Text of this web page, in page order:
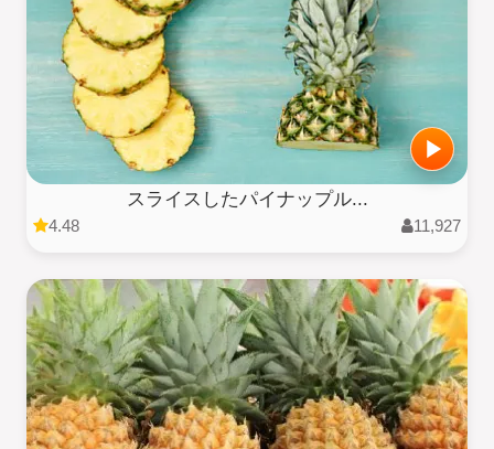
スライスしたパイナップル...
4.48 11,927